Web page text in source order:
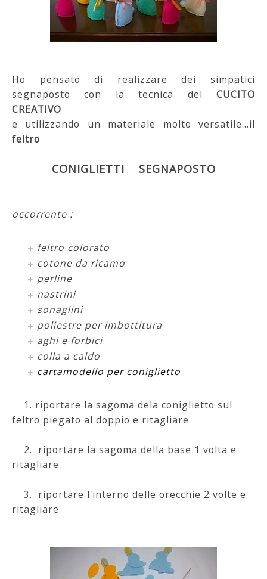
Ho pensato di realizzare dei simpatici
segnaposto con la tecnica del CUCITO
CREATIVO
e utilizzando un materiale molto versatile...il
feltro
CONIGLIETTI SEGNAPOSTO
occorrente :
feltro colorato
cotone da ricamo
perline
nastrini
sonaglini
poliestre per imbottitura
aghi e forbici
colla a caldo
cartamodello per coniglietto
1. riportare la sagoma dela coniglietto sul
feltro piegato al doppio e ritagliare
2. riportare la sagoma della base 1 volta e
ritagliare
3. riportare l'interno delle orecchie 2 volte e
ritagliare